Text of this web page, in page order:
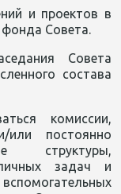
и проектов в
фонда Совета.
Совета
состава
комиссии,
постоянно
структуры,
задач и